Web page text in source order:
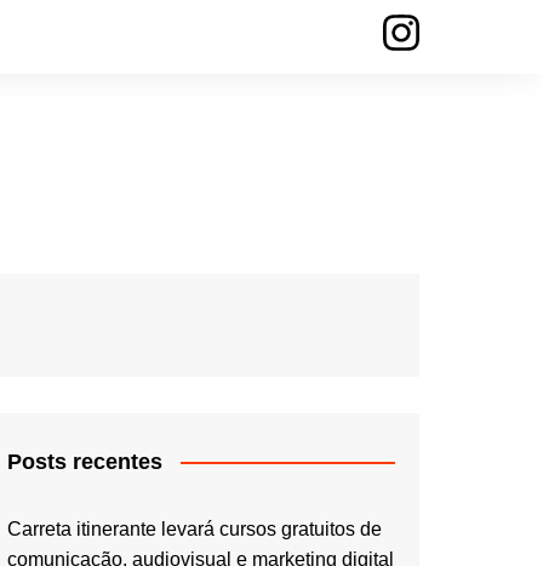
Posts recentes
Carreta itinerante levará cursos gratuitos de
comunicação, audiovisual e marketing digital